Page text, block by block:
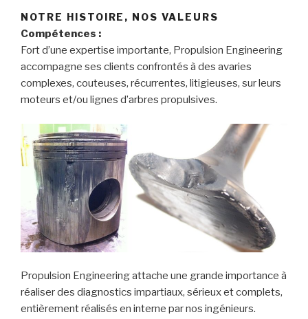
NOTRE HISTOIRE, NOS VALEURS
Compétences :
Fort d’une expertise importante, Propulsion Engineering
accompagne ses clients confrontés à des avaries
complexes, couteuses, récurrentes, litigieuses, sur leurs
moteurs et/ou lignes d’arbres propulsives.
Propulsion Engineering attache une grande importance à
réaliser des diagnostics impartiaux, sérieux et complets,
entièrement réalisés en interne par nos ingénieurs.